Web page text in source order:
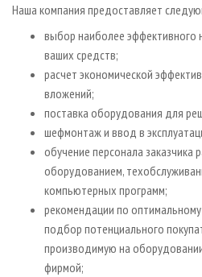
ИНСТРУМЕНТ И МАТЕРИАЛЫ
БИБЛИОТЕКА СПЕЦИАЛИСТА
Наша компания предоставляет
выбор наиболее эффективного
ваших средств;
расчет экономической
вложений;
поставка оборудования для
шефмонтаж и ввод в
обучение персонала заказчика
оборудованием,
компьютерных программ;
рекомендации по
подбор потенциального
производимую на
фирмой;